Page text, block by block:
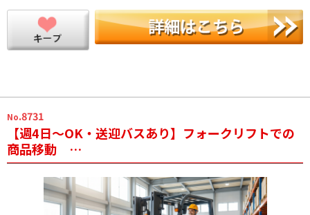
No.8731
【週4日～OK・送迎バスあり】フォークリフトでの
商品移動 …